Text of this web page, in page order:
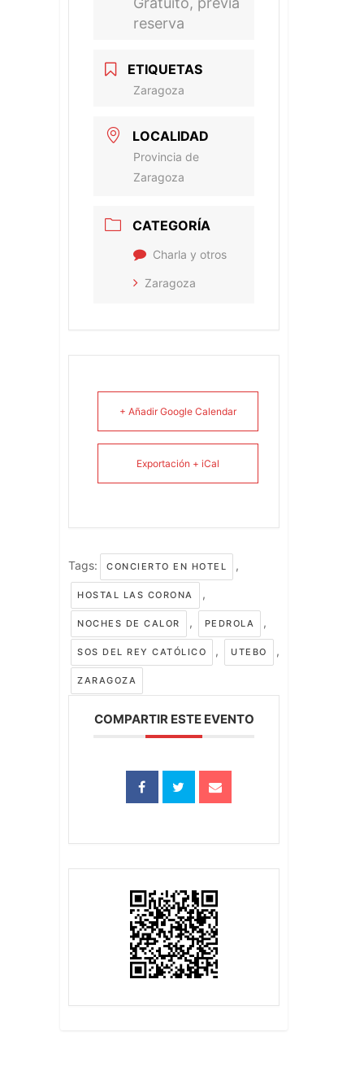
reserva
ETIQUETAS
Zaragoza
LOCALIDAD
Provincia de
Zaragoza
CATEGORÍA
Charla y otros
Zaragoza
+ Añadir Google Calendar
Exportación + iCal
Tags: CONCIERTO EN HOTEL ,
HOSTAL LAS CORONA ,
NOCHES DE CALOR , PEDROLA ,
SOS DEL REY CATÓLICO , UTEBO ,
ZARAGOZA
COMPARTIR ESTE EVENTO